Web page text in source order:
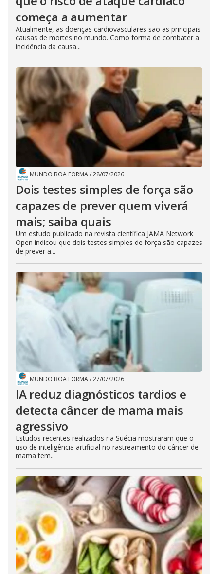
começa a aumentar
Atualmente, as doenças cardiovasculares são as principais
causas de mortes no mundo. Como forma de combater a
incidência da causa...
MUNDO BOA FORMA/28/07/2026
Dois testes simples de força são
capazes de prever quem viverá
mais; saiba quais
Um estudo publicado na revista científica JAMA Network
Open indicou que dois testes simples de força são capazes
de prever a...
MUNDO BOA FORMA/27/07/2026
IA reduz diagnósticos tardios e
detecta câncer de mama mais
agressivo
Estudos recentes realizados na Suécia mostraram que o
uso de inteligência artificial no rastreamento do câncer de
mama tem...